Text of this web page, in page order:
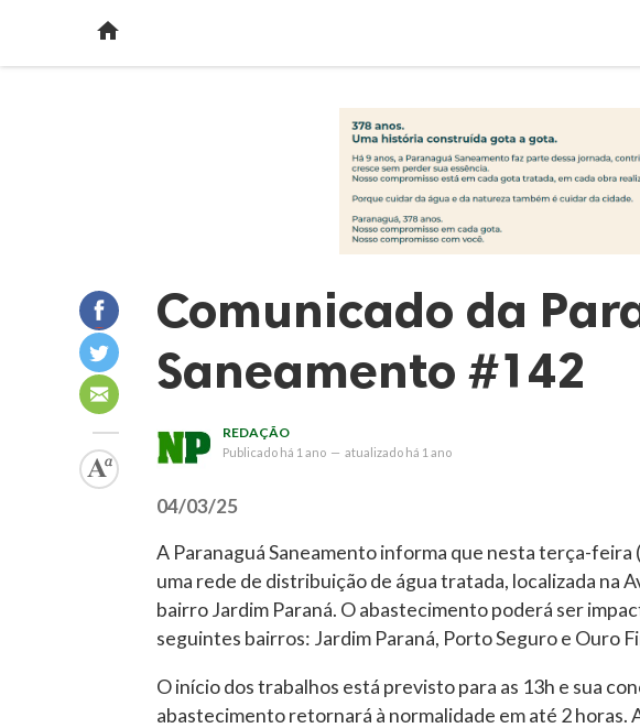

Comunicado da
Saneamento #142
REDAÇÃO
Publicado há 1 ano — atualizado há 1 ano
04/03/25
A Paranaguá Saneamento informa que nesta terça-
uma rede de distribuição de água tratada, localizada na
bairro Jardim Paraná. O abastecimento poderá ser
seguintes bairros: Jardim Paraná, Porto Seguro e Ouro
O início dos trabalhos está previsto para as 13h e sua
abastecimento retornará à normalidade em até 2 horas.